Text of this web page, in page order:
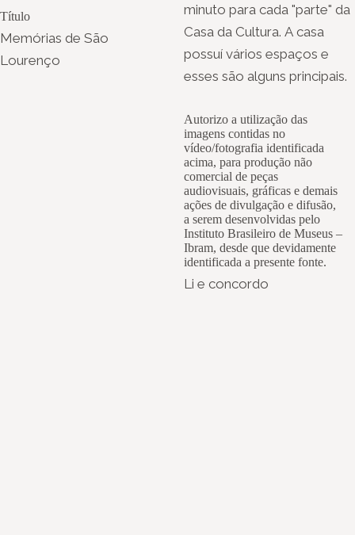
Título
Memórias de São
Lourenço
minuto para cada "parte" da
Casa da Cultura. A casa
possuí vários espaços e
esses são alguns principais.
Autorizo a utilização das
imagens contidas no
vídeo/fotografia identificada
acima, para produção não
comercial de peças
audiovisuais, gráficas e demais
ações de divulgação e difusão,
a serem desenvolvidas pelo
Instituto Brasileiro de Museus –
Ibram, desde que devidamente
identificada a presente fonte.
Li e concordo